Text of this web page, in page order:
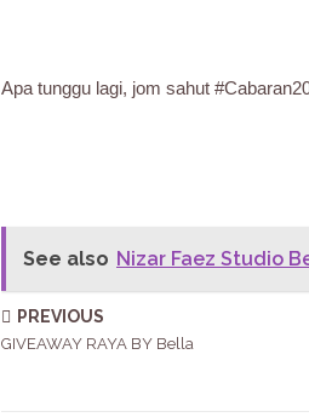
Apa tunggu lagi, jom sahut
See also Nizar Faez Studio
PREVIOUS
GIVEAWAY RAYA BY Bella